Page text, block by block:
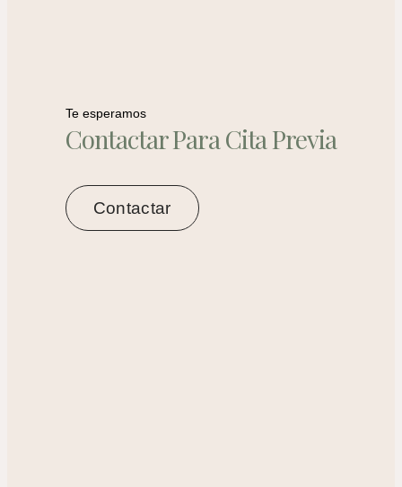
Te esperamos
Contactar Para Cita Previa
Contactar